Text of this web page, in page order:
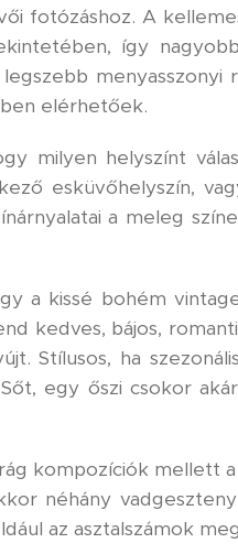
fotózáshoz. A
így
elérhetőek.
milyen helyszínt
esküvőhelyszín,
a meleg
a kissé bohém
kedves, bájos,
Stílusos, ha
egy őszi csokor
kompozíciók mellett
néhány
az asztalszámok